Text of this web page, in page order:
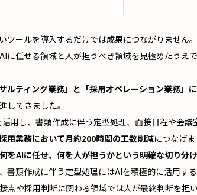
ールを導入するだけでは成果につながりません。
に任せる領域と人が担うべき領域を見極めたうえ
サルティング業務」と「採用オペレーション業務」
してきました。
用し、書類作成に伴う定型処理、面接日程や会議
用業務において月約200時間の工数削減につなげま
何をAIに任せ、何を人が担うかという明確な切り分け
書類作成に伴う定型処理にはAIを積極的に活用す
点や採用判断に関わる領域では人が最終判断を担